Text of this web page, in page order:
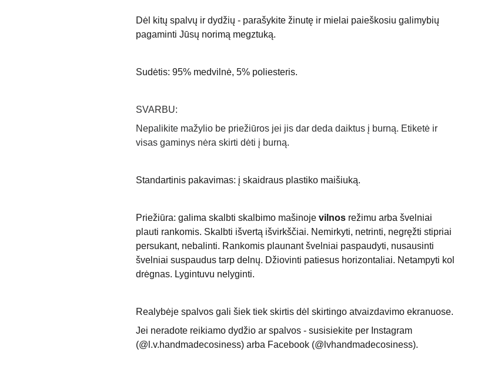
Dėl kitų spalvų ir dydžių - parašykite žinutę ir mielai paieškosiu galimybių
pagaminti Jūsų norimą megztuką.
Sudėtis: 95% medvilnė, 5% poliesteris.
SVARBU:
Nepalikite mažylio be priežiūros jei jis dar deda daiktus į burną. Etiketė ir
visas gaminys nėra skirti dėti į burną.
Standartinis pakavimas: į skaidraus plastiko maišiuką.
Priežiūra: galima skalbti skalbimo mašinoje vilnos režimu arba švelniai
plauti rankomis. Skalbti išvertą išvirkščiai. Nemirkyti, netrinti, negręžti stipriai
persukant, nebalinti. Rankomis plaunant švelniai paspaudyti, nusausinti
švelniai suspaudus tarp delnų. Džiovinti patiesus horizontaliai. Netampyti kol
drėgnas. Lygintuvu nelyginti.
Realybėje spalvos gali šiek tiek skirtis dėl skirtingo atvaizdavimo ekranuose.
Jei neradote reikiamo dydžio ar spalvos - susisiekite per Instagram
(@l.v.handmadecosiness) arba Facebook (@lvhandmadecosiness).